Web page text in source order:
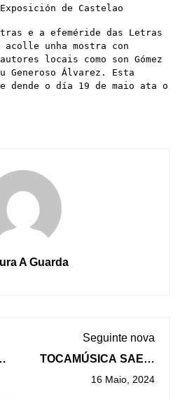
de Castelao
e a efeméride das Letras
acolle unha mostra con
locais como son Gómez
Generoso Álvarez. Esta
dende o día 19 de maio ata o
A Guarda
Seguinte nova
TOCAMÚSICA SAE Á
RÚA: unha nova
16 Maio, 2024